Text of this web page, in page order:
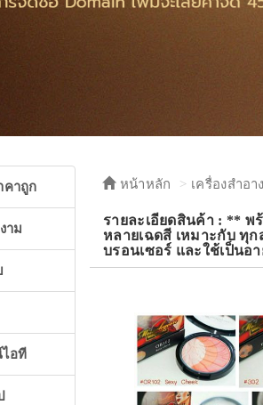
าถูก
าม
อที
หน้าหลัก เครื่องสำอ
รายละเอียดสินค้า : ** พ
หลายเฉดสี เหมาะกับ ทุ
บรอนเซอร์ และใช้เป็นอ